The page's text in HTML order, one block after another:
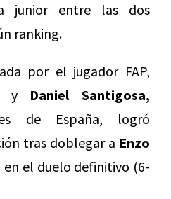
junior entre las dos
ranking.
por el jugador FAP,
y Daniel Santigosa,
de España, logró
tras doblegar a Enzo
en el duelo definitivo (6-